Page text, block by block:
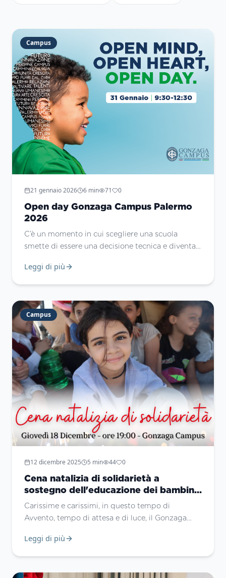
Campus
21 gennaio 2026 6 min 71 0
Open day Gonzaga Campus Palermo
2026
C’è un momento in cui scegliere una scuola
smette di essere una decisione tecnica e diventa
Palermo, in programma sabato 31 gennaio, nasce
desidera accompagnare i propri figli in un
percorso educativo autentico, profondo e
orientato al futuro.
Leggi di più
Campus
12 dicembre 2025 5 min 44 0
Cena natalizia di solidarietà a
sostegno dell'educazione dei bambini
palestinesi e al sostegno delle nostre
missioni.
Carissime e carissimi, in questo tempo di
Avvento, tempo di attesa e di luce, il Gonzaga
custodire e sostenere la speranza, soprattutto
Leggi di più